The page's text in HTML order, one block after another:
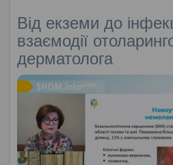
Від екземи до
взаємодії
дерматолога